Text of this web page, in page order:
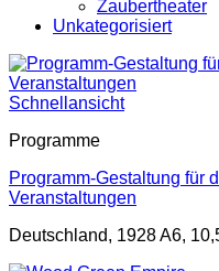
Zaubertheater
Unkategorisiert
Schnellansicht
Programme
Programm-Gestaltung für
Veranstaltungen
Deutschland, 1928 A6,